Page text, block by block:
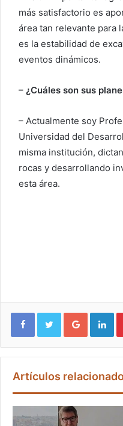
más satisfactorio es
área tan relevante para
es la estabilidad de
eventos dinámicos.
– ¿Cuáles son sus
– Actualmente soy
Universidad del
misma institución,
rocas y desarrollando
esta área.
Google+ LinkedIn
Artículos